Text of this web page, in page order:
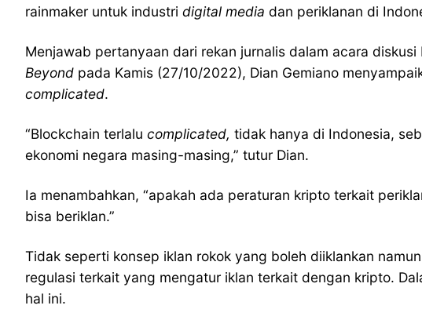
rainmaker untuk industri digital media dan periklanan di
Menjawab pertanyaan dari rekan jurnalis dalam acara diskusi
Beyond pada Kamis (27/10/2022), Dian Gemiano
complicated.
“Blockchain terlalu complicated, tidak hanya di Indonesia,
ekonomi negara masing-masing,” tutur Dian.
Ia menambahkan, “apakah ada peraturan kripto terkait
bisa beriklan.”
Tidak seperti konsep iklan rokok yang boleh diiklankan
regulasi terkait yang mengatur iklan terkait dengan kripto.
hal ini.